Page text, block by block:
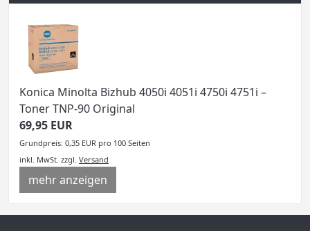
Konica Minolta Bizhub 4050i 4051i 4750i 4751i –
Toner TNP-90 Original
69,95 EUR
Grundpreis: 0,35 EUR pro 100 Seiten
inkl. MwSt. zzgl. Versand
mehr anzeigen